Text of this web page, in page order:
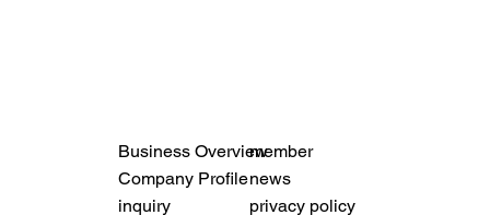
Business Overviewmember
Company Profilenews
inquiry
privacy policy